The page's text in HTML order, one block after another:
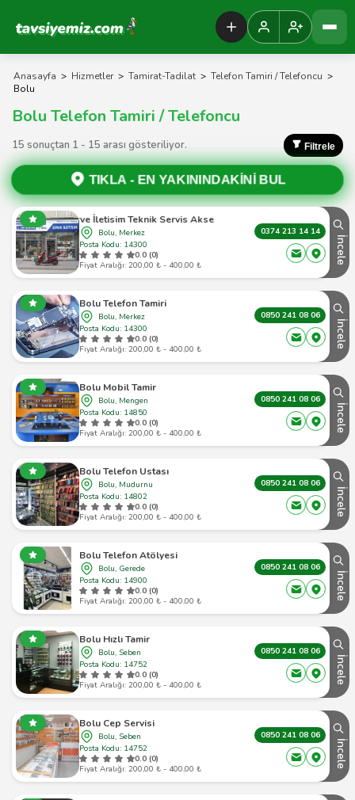
Tavsiyemiz Anasayfa
Anasayfa > Hizmetler > Tamirat-Tadilat > Telefon Tamiri / Telefoncu >
Bolu
Bolu Telefon Tamiri / Telefoncu
15 sonuçtan 1 - 15 arası gösteriliyor. Filtrele
TIKLA - EN YAKININDAKİNİ BUL
Zirve İletisim Teknik Servis Aksesuar
Bolu, Merkez
Posta Kodu: 14300
0.0 (0)
Fiyat Aralığı: 200,00 ₺ - 400,00 ₺
0374 213 14 14
İncele
Bolu Telefon Tamiri
Bolu, Merkez
Posta Kodu: 14300
0.0 (0)
Fiyat Aralığı: 200,00 ₺ - 400,00 ₺
0850 241 08 06
İncele
Bolu Mobil Tamir
Bolu, Mengen
Posta Kodu: 14850
0.0 (0)
Fiyat Aralığı: 200,00 ₺ - 400,00 ₺
0850 241 08 06
İncele
Bolu Telefon Ustası
Bolu, Mudurnu
Posta Kodu: 14802
0.0 (0)
Fiyat Aralığı: 200,00 ₺ - 400,00 ₺
0850 241 08 06
İncele
Bolu Telefon Atölyesi
Bolu, Gerede
Posta Kodu: 14900
0.0 (0)
Fiyat Aralığı: 200,00 ₺ - 400,00 ₺
0850 241 08 06
İncele
Bolu Hızlı Tamir
Bolu, Seben
Posta Kodu: 14752
0.0 (0)
Fiyat Aralığı: 200,00 ₺ - 400,00 ₺
0850 241 08 06
İncele
Bolu Cep Servisi
Bolu, Seben
Posta Kodu: 14752
0.0 (0)
Fiyat Aralığı: 200,00 ₺ - 400,00 ₺
0850 241 08 06
İncele